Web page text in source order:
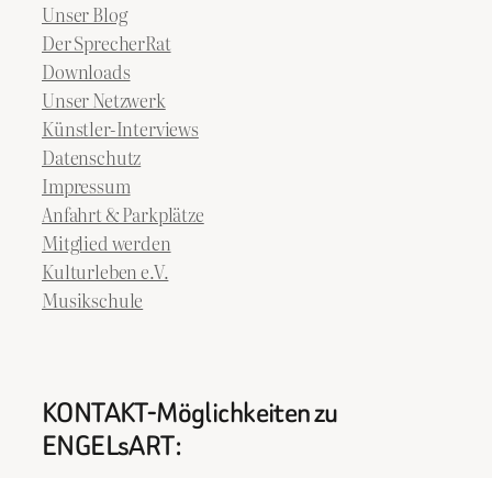
Unser Blog
Der SprecherRat
Downloads
Unser Netzwerk
Künstler-Interviews
Datenschutz
Impressum
Anfahrt & Parkplätze
Mitglied werden
Kulturleben e.V.
Musikschule
KONTAKT-Möglichkeiten zu
ENGELsART: